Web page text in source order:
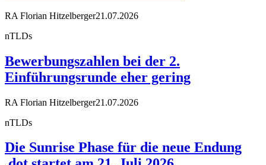
RA Florian Hitzelberger21.07.2026
nTLDs
Bewerbungszahlen bei der 2.
Einführungsrunde eher gering
RA Florian Hitzelberger21.07.2026
nTLDs
Die Sunrise Phase für die neue Endung